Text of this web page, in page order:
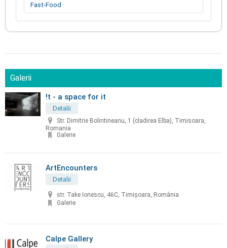
Fast-Food
Galerii
!t - a space for it
Detalii
Str. Dimitrie Bolintineanu, 1 (cladirea Elba), Timisoara,
Romania
Galerie
ArtEncounters
Detalii
str. Take Ionescu, 46C, Timișoara, România
Galerie
Calpe Gallery